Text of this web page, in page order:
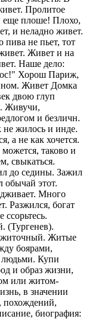
Пролитое
еще плоше! Плохо,
и неладно живет.
пива не пьет, тот
Живет и на
Наше дело:
Хорош Париж,
Живет Домка
двою глуп
Живучи,
и безличн.
не жилось и инде.
а не как хочется.
таково и
свыкаться.
до седины. Зажил
этот.
Много
Разжился, богат
ссорьтесь.
(Тургенев).
Житые
боярами,
Купи
и образ жизни,
или житом-
в значении
похождений,
биография: